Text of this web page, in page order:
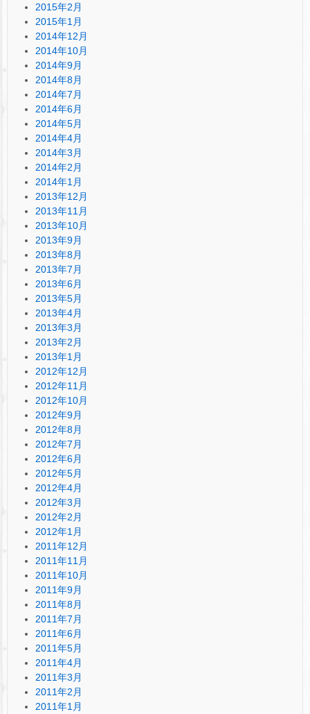
2015年2月
2015年1月
2014年12月
2014年10月
2014年9月
2014年8月
2014年7月
2014年6月
2014年5月
2014年4月
2014年3月
2014年2月
2014年1月
2013年12月
2013年11月
2013年10月
2013年9月
2013年8月
2013年7月
2013年6月
2013年5月
2013年4月
2013年3月
2013年2月
2013年1月
2012年12月
2012年11月
2012年10月
2012年9月
2012年8月
2012年7月
2012年6月
2012年5月
2012年4月
2012年3月
2012年2月
2012年1月
2011年12月
2011年11月
2011年10月
2011年9月
2011年8月
2011年7月
2011年6月
2011年5月
2011年4月
2011年3月
2011年2月
2011年1月